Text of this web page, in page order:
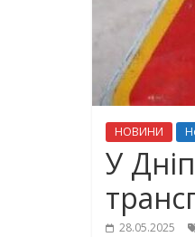
НОВИНИ
У
28.05.2025